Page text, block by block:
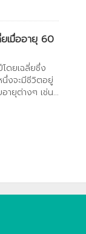
ยเมื่ออายุ 60
ดยเฉลี่ยซึ่ง
งจะมีชีวิตอยู่
ายุต่างๆ เช่น...